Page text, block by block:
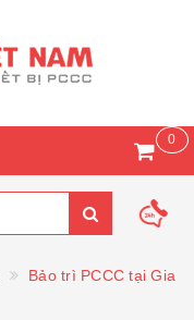
0
Bảo trì PCCC tại Gia